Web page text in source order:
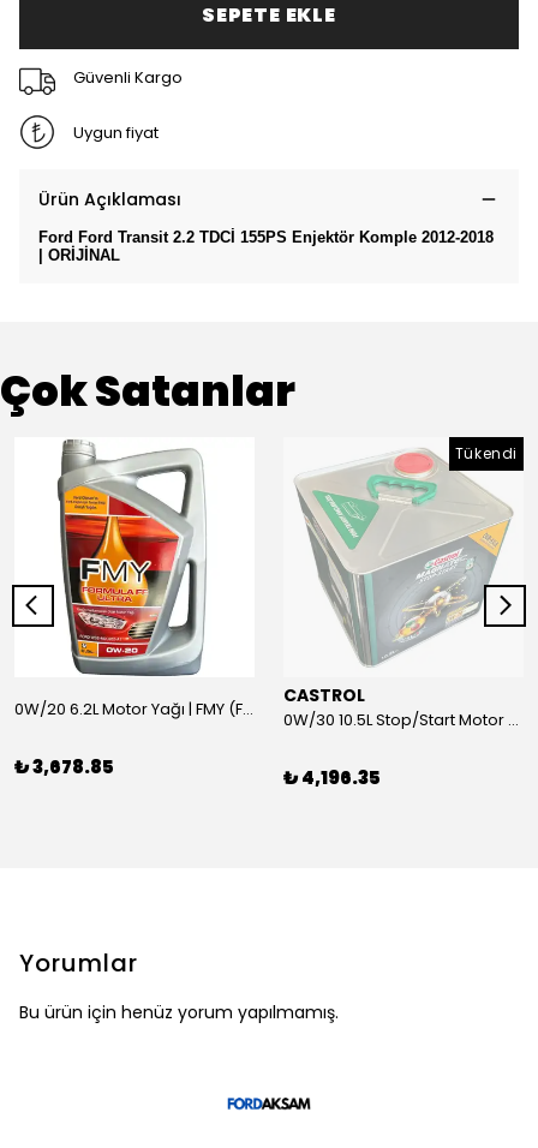
SEPETE EKLE
Güvenli Kargo
Uygun fiyat
Ürün Açıklaması
Ford Ford Transit 2.2 TDCİ 155PS Enjektör Komple 2012-2018
| ORİJİNAL
Çok Satanlar
0W/20 6.2L Motor Yağı | FMY (Ford Motor Yağları)
₺ 3,678.85
Tükendi
CASTROL
0W/30 10.5L Stop/Start Motor Yağı | CASTROL
₺ 4,196.35
Yorumlar
Bu ürün için henüz yorum yapılmamış.